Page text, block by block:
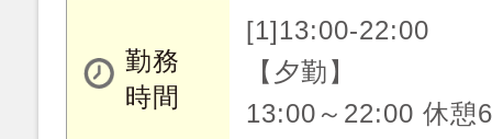
勤務
時間
[1]13:00-22:00
【夕勤】
13:00～22:00 休憩